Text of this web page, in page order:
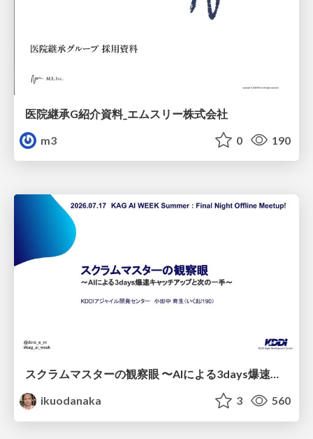
医院継承G紹介資料_エムスリー株式会社
m3
0 190
スクラムマスターの観察眼 〜AIによる3days爆速キャッチアップと次の一手〜/The Scrum Master's Insight: Lightning-Fast 3-Day Catch-Up with AI and the Next Move
ikuodanaka
3 560